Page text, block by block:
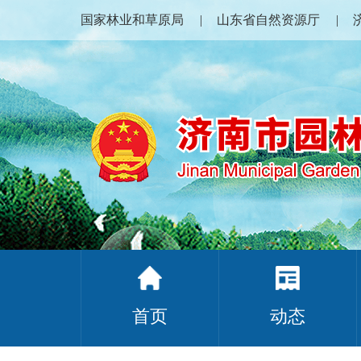
国家林业和草原局 山东省自然资源厅
首页 动态